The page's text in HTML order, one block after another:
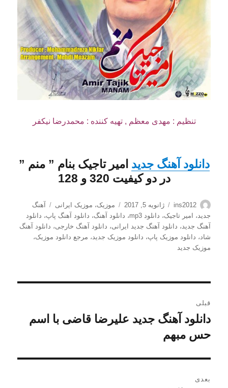
تنظیم : مهدی معظم , تهیه کننده : محمدرضا نیکفر
دانلود آهنگ جدید امیر تاجیک بنام ”منم ”
در دو کیفیت 320 و 128
نویسنده
ins2012
ارسال
شده
در
ژانویه 5, 2017 دسته‌ها
موزیک، موزیک ایرانی برچسب‌ها
آهنگ
جدید، امیر تاجیک، دانلود mp3 ، دانلود آهنگ، دانلود آهنگ پاپ، دانلود
آهنگ جدید، دانلود آهنگ جدید ایرانی، دانلود آهنگ خارجی، دانلود آهنگ
شاد، دانلود موزیک پاپ، دانلود موزیک جدید، مرجع دانلود موزیک،
موزیک جدید
نوشته
قبلی
نوشته
قبلی:
دانلود آهنگ جدید علیرضا قاضی با اسم
حس مبهم
بعدی